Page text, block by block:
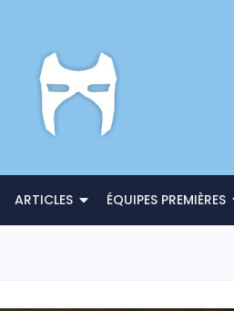
ARTICLES ÉQUIPES PREMIÈRES